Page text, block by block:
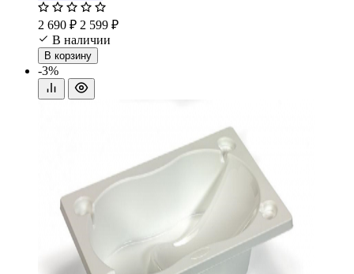
2 690 ₽ 2 599 ₽
В наличии
В корзину
-3%